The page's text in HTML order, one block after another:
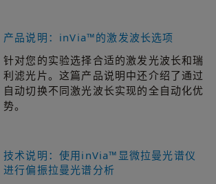
产品说明：inVia™的激发波长选项
针对您的实验选择合适的激发光波长和瑞
利滤光片。这篇产品说明中还介绍了通过
自动切换不同激光波长实现的全自动化优
势。
技术说明：使用inVia™显微拉曼光谱仪
进行偏振拉曼光谱分析